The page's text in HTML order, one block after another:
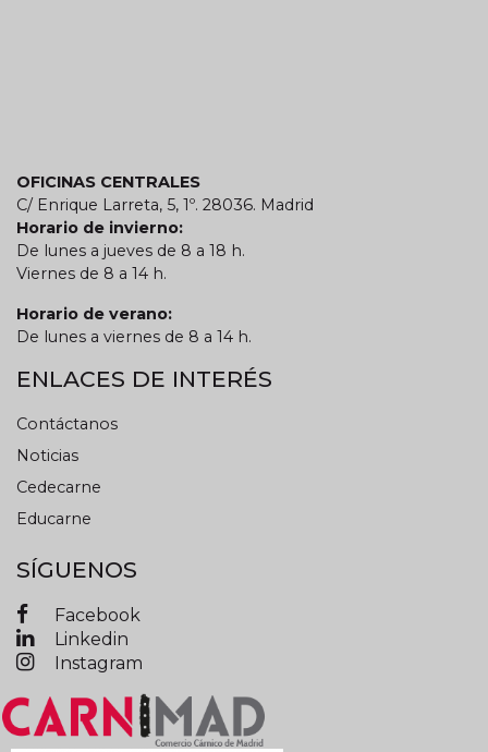
OFICINAS CENTRALES
C/ Enrique Larreta, 5, 1º. 28036. Madrid
Horario de invierno:
De lunes a jueves de 8 a 18 h.
Viernes de 8 a 14 h.
Horario de verano:
De lunes a viernes de 8 a 14 h.
ENLACES DE INTERÉS
Contáctanos
Noticias
Cedecarne
Educarne
SÍGUENOS
Facebook
Linkedin
Instagram